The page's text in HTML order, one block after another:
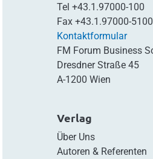
Tel +43.1.97000-100
Fax +43.1.97000-5100
Kontaktformular
FM Forum Business
Dresdner Straße 45
A-1200 Wien
Verlag
Über Uns
Autoren & Referenten